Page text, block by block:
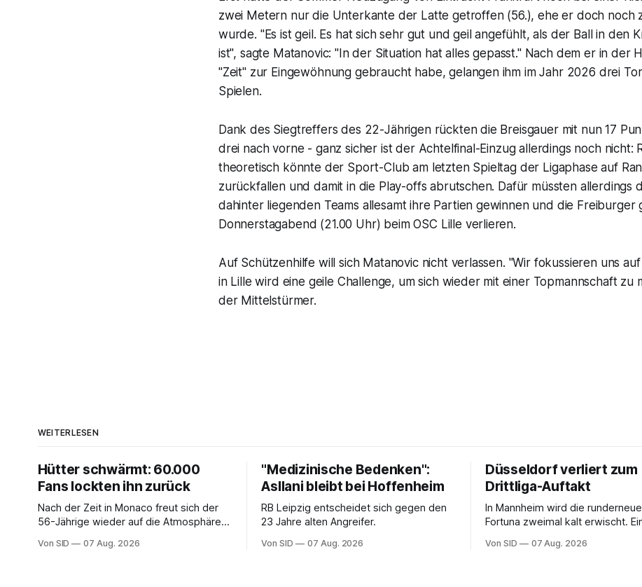
zwei Metern nur die Unterkante der Latte getroffen (56.), ehe er doch noch
wurde. "Es ist geil. Es hat sich sehr gut und geil angefühlt, als der Ball in den
ist", sagte Matanovic: "In der Situation hat alles gepasst." Nach dem er in der
"Zeit" zur Eingewöhnung gebraucht habe, gelangen ihm im Jahr 2026 drei
Spielen.
Dank des Siegtreffers des 22-Jährigen rückten die Breisgauer mit nun 17
drei nach vorne - ganz sicher ist der Achtelfinal-Einzug allerdings noch nicht:
theoretisch könnte der Sport-Club am letzten Spieltag der Ligaphase auf
zurückfallen und damit in die Play-offs abrutschen. Dafür müssten allerdings
dahinter liegenden Teams allesamt ihre Partien gewinnen und die Freiburger
Donnerstagabend (21.00 Uhr) beim OSC Lille verlieren.
Auf Schützenhilfe will sich Matanovic nicht verlassen. "Wir fokussieren uns auf
in Lille wird eine geile Challenge, um sich wieder mit einer Topmannschaft zu
der Mittelstürmer.
WEITERLESEN
Hütter schwärmt: 60.000
Fans lockten ihn zurück
Nach der Zeit in Monaco freut sich der
56-Jährige wieder auf die Atmosphäre in
Von SID 07 Aug. 2026
"Medizinische Bedenken":
Asllani bleibt bei Hoffenheim
RB Leipzig entscheidet sich gegen den
23 Jahre alten Angreifer.
Von SID 07 Aug. 2026
Düsseldorf verliert zum
Drittliga-Auftakt
In Mannheim wird die
Fortuna zweimal kalt erwischt.
Anfangsphase sorgt für Zündstoff.
Von SID 07 Aug. 2026